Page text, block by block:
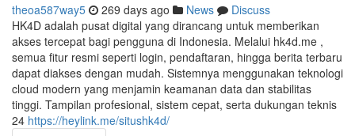
theoa587way5 269 days ago News
Discuss
HK4D adalah pusat digital yang dirancang untuk memberikan
akses tercepat bagi pengguna di Indonesia. Melalui hk4d.me ,
semua fitur resmi seperti login, pendaftaran, hingga berita terbaru
dapat diakses dengan mudah. Sistemnya menggunakan teknologi
cloud modern yang menjamin keamanan data dan stabilitas
tinggi. Tampilan profesional, sistem cepat, serta dukungan teknis
24 https://heylink.me/situshk4d/